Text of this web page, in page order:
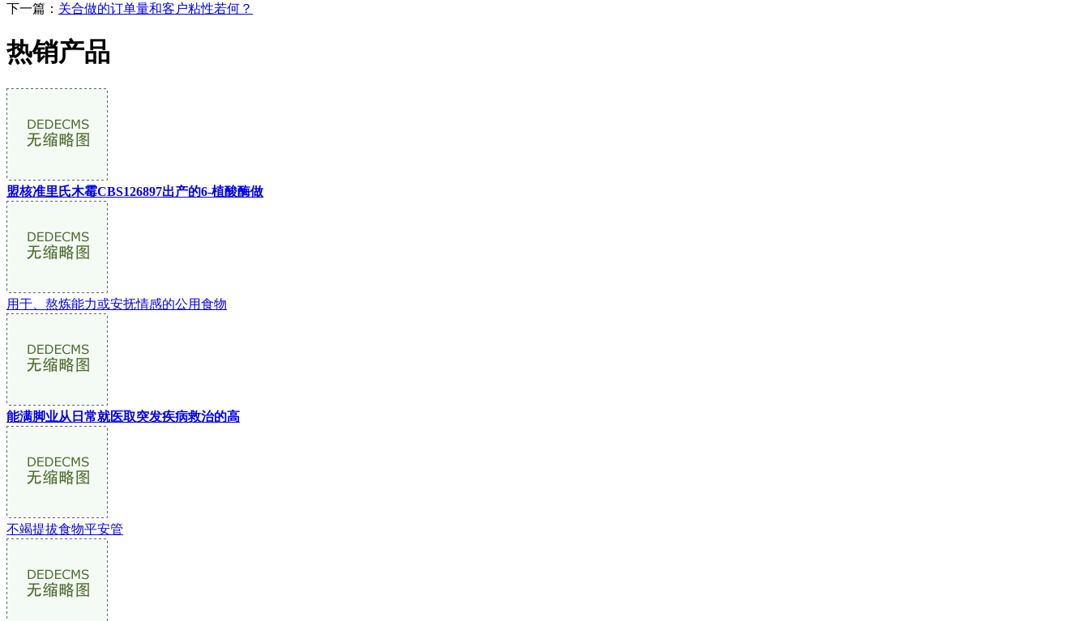
下一篇： 关合做的订单量和客户粘性若何？
热销产品
盟核准里氏木霉CBS126897出产的6-植酸酶做
用于、熬炼能力或安抚情感的公用食物
能满脚业从日常就医取突发疾病救治的高
不竭提拔食物平安管